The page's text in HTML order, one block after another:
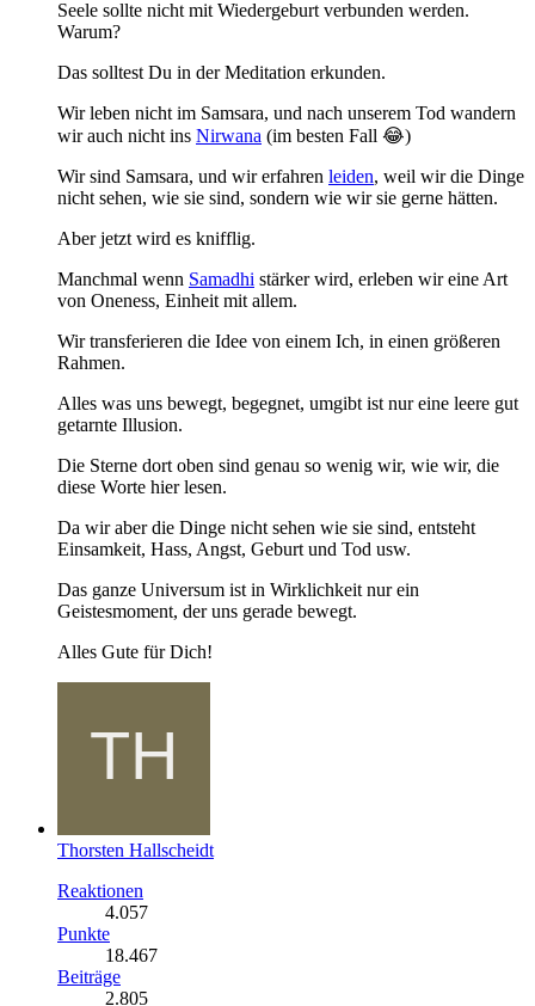
Seele sollte nicht mit Wiedergeburt verbunden werden.
Warum?
Das solltest Du in der Meditation erkunden.
Wir leben nicht im Samsara, und nach unserem Tod wandern
wir auch nicht ins Nirwana (im besten Fall 😂)
Wir sind Samsara, und wir erfahren leiden, weil wir die Dinge
nicht sehen, wie sie sind, sondern wie wir sie gerne hätten.
Aber jetzt wird es knifflig.
Manchmal wenn Samadhi stärker wird, erleben wir eine Art
von Oneness, Einheit mit allem.
Wir transferieren die Idee von einem Ich, in einen größeren
Rahmen.
Alles was uns bewegt, begegnet, umgibt ist nur eine leere gut
getarnte Illusion.
Die Sterne dort oben sind genau so wenig wir, wie wir, die
diese Worte hier lesen.
Da wir aber die Dinge nicht sehen wie sie sind, entsteht
Einsamkeit, Hass, Angst, Geburt und Tod usw.
Das ganze Universum ist in Wirklichkeit nur ein
Geistesmoment, der uns gerade bewegt.
Alles Gute für Dich!
Thorsten Hallscheidt
Reaktionen
4.057
Punkte
18.467
Beiträge
2.805